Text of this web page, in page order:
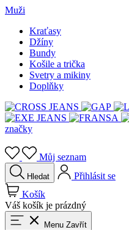
Muži
Kraťasy
Džíny
Bundy
Košile a trička
Svetry a mikiny
Doplňky
značky
Můj seznam
Hledat
Přihlásit se
Košík
Váš košík je prázdný
Menu Zavřít